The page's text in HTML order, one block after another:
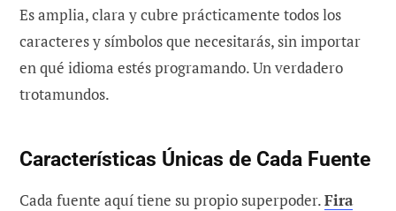
Es amplia, clara y cubre prácticamente todos los
caracteres y símbolos que necesitarás, sin importar
en qué idioma estés programando. Un verdadero
trotamundos.
Características Únicas de Cada Fuente
Cada fuente aquí tiene su propio superpoder.Fira